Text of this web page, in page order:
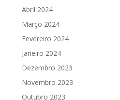
Abril 2024
Março 2024
Fevereiro 2024
Janeiro 2024
Dezembro 2023
Novembro 2023
Outubro 2023